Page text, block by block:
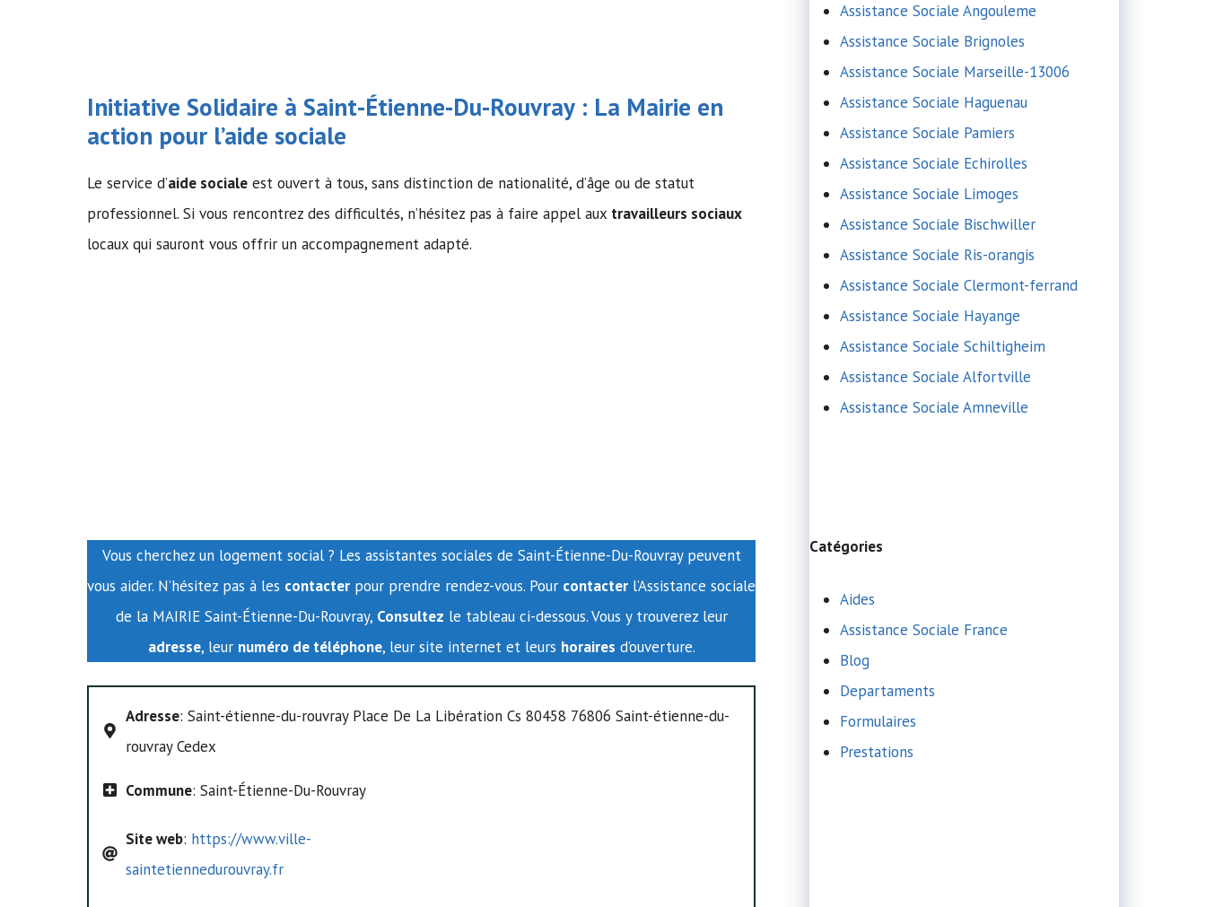
Initiative Solidaire à Saint-Étienne-Du-Rouvray : La Mairie en
action pour l’aide sociale
Le service d’aide sociale est ouvert à tous, sans distinction de nationalité, d’âge ou de statut
professionnel. Si vous rencontrez des difficultés, n’hésitez pas à faire appel aux travailleurs sociaux
locaux qui sauront vous offrir un accompagnement adapté.
Vous cherchez un logement social ? Les assistantes sociales de Saint-Étienne-Du-Rouvray peuvent
vous aider. N’hésitez pas à les contacter pour prendre rendez-vous. Pour contacter l’Assistance sociale
de la MAIRIE Saint-Étienne-Du-Rouvray, Consultez le tableau ci-dessous. Vous y trouverez leur
adresse, leur numéro de téléphone, leur site internet et leurs horaires d’ouverture.
Adresse: Saint-étienne-du-rouvray Place De La Libération Cs 80458 76806 Saint-étienne-du-
rouvray Cedex
Commune: Saint-Étienne-Du-Rouvray
Site web: https://www.ville-
saintetiennedurouvray.fr
Assistance Sociale Angouleme
Assistance Sociale Brignoles
Assistance Sociale Marseille-13006
Assistance Sociale Haguenau
Assistance Sociale Pamiers
Assistance Sociale Echirolles
Assistance Sociale Limoges
Assistance Sociale Bischwiller
Assistance Sociale Ris-orangis
Assistance Sociale Clermont-ferrand
Assistance Sociale Hayange
Assistance Sociale Schiltigheim
Assistance Sociale Alfortville
Assistance Sociale Amneville
Catégories
Aides
Assistance Sociale France
Blog
Departaments
Formulaires
Prestations